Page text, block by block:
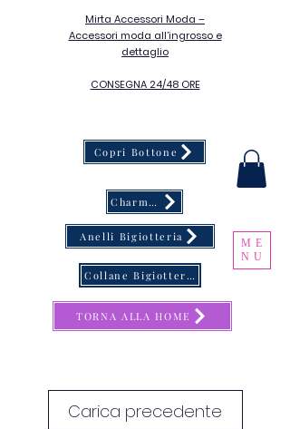
Mirta Accessori Moda –
Accessori moda all’ingrosso e
dettaglio
CONSEGNA 24/48 ORE
ME
NU
Copri Bottone
Charms & Catene Porta Occhiali
Anelli Bigiotteria
TORNA ALLA HOME
Collane Bigiotteria
Carica precedente